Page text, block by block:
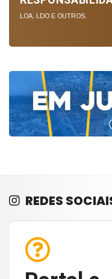
LOA, LDO E OUTROS.
REDES